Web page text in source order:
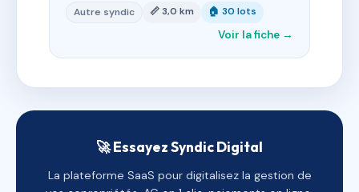
Autre syndic 📏 3,0 km 🏠 30 lots
Voir la fiche →
🚀 Essayez Syndic Digital
La plateforme SaaS pour digitalisez la gestion de